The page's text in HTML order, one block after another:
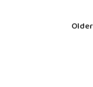
Older